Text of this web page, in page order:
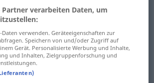
, sich einer
that
im Klaren, dass
verarbeiten Daten, um
Daten verwenden. Geräteeigenschaften zur
Speichern von und/oder Zugriff auf
Gerät. Personalisierte Werbung und Inhalte,
und Inhalten, Zielgruppenforschung und